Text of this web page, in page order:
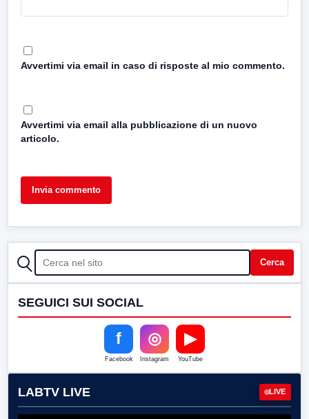
Avvertimi via email in caso di risposte al mio commento.
Avvertimi via email alla pubblicazione di un nuovo
articolo.
CERCA Cerca
SEGUICI SUI SOCIAL
f
Facebook
◎
Instagram
▶
YouTube
LABTV LIVE LIVE